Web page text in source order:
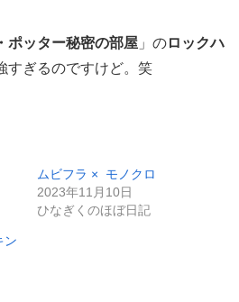
ポッター秘密の部屋 」のロックハ
すぎるのですけど。笑
ムビフラ × モノクロ
2023年11月10日
ひなぎくのほぼ日記
ン